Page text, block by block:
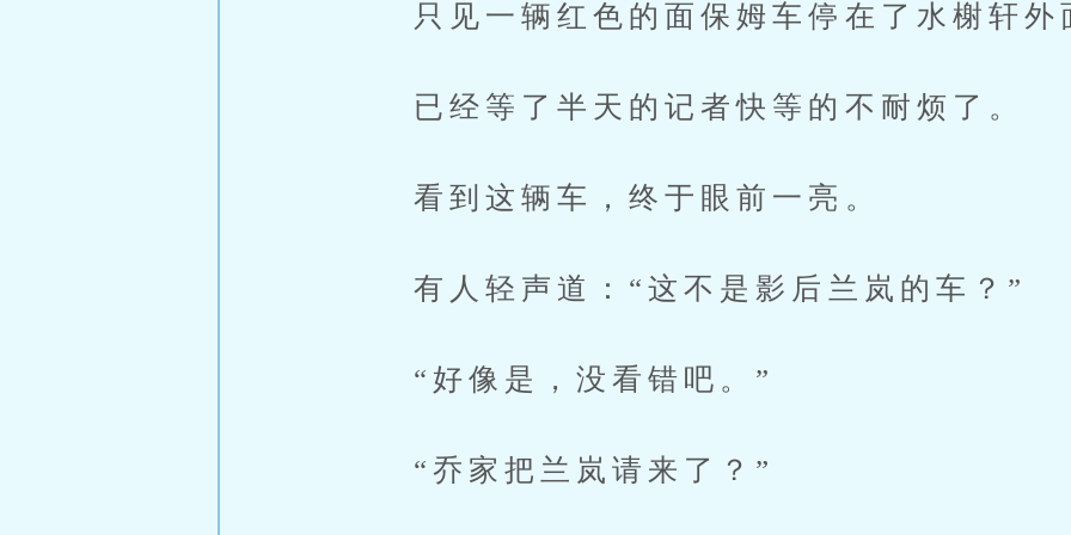
只见一辆红色的面保姆车停在了水榭轩外
已经等了半天的记者快等的不耐烦了。
看到这辆车，终于眼前一亮。
有人轻声道：“这不是影后兰岚的车？”
“好像是，没看错吧。”
“乔家把兰岚请来了？”